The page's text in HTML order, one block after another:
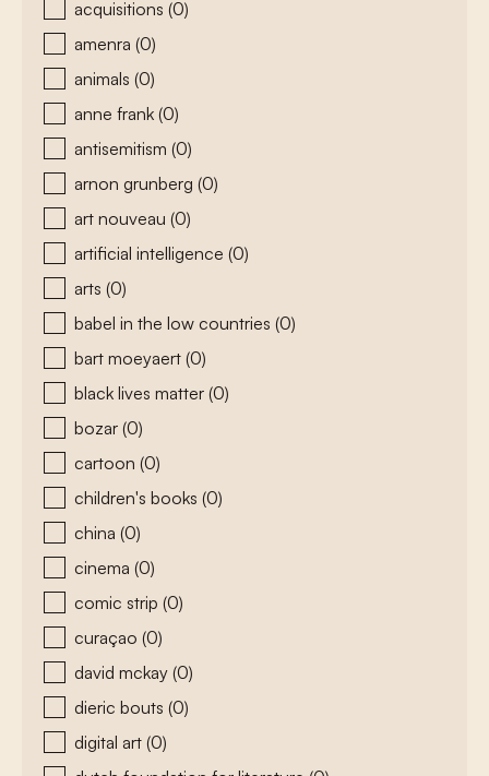
acquisitions (0)
amenra (0)
animals (0)
anne frank (0)
antisemitism (0)
arnon grunberg (0)
art nouveau (0)
artificial intelligence (0)
arts (0)
babel in the low countries (0)
bart moeyaert (0)
black lives matter (0)
bozar (0)
cartoon (0)
children's books (0)
china (0)
cinema (0)
comic strip (0)
curaçao (0)
david mckay (0)
dieric bouts (0)
digital art (0)